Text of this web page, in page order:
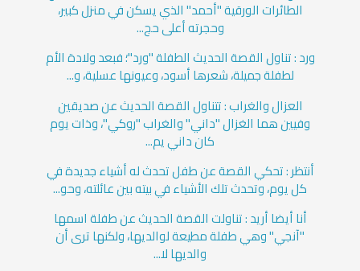
الطائرات الورقية "أحمد" الذي يسكن في منزل كبير،
وحجرته أعلى حج...
ورد : تناول القصة الحديث الطفلة "ورد"؛ فبعد ولادة الأم
لطفلة جميلة، شعرها أسود، وعيونها عسلية، و...
العزال والغراب : تتناول القصة الحديث عن صديقين
وفيين هما الغزال "داني" والغراب "روكي"، وذات يوم
كان داني يم...
أنتظر : تحكي القصة عن طفل تحدث له أشياء جديدة في
كل يوم، وتحدث تلك الأشياء في بيته بين عائلته، وحو...
أنا أيضا أريد : تناولت القصة الحديث عن طفلة اسمها
"آنجي" وهي طفلة مطيعة لوالديها، ولكنها ترى أن
والديها لا...